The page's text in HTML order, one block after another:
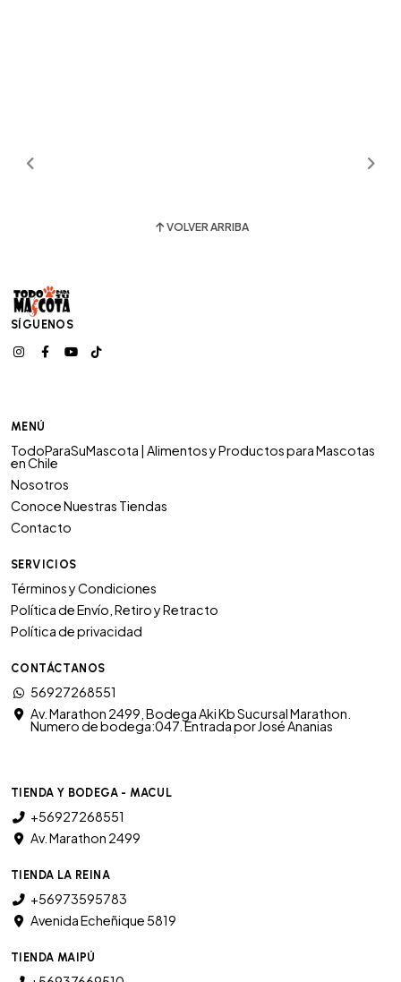
VOLVER ARRIBA
SÍGUENOS
MENÚ
TodoParaSuMascota | Alimentos y Productos para Mascotas
en Chile
Nosotros
Conoce Nuestras Tiendas
Contacto
SERVICIOS
Términos y Condiciones
Política de Envío, Retiro y Retracto
Política de privacidad
CONTÁCTANOS
56927268551
Av. Marathon 2499, Bodega Aki Kb Sucursal Marathon.
Numero de bodega:047. Entrada por José Ananias
TIENDA Y BODEGA - MACUL
+56927268551
Av. Marathon 2499
TIENDA LA REINA
+56973595783
Avenida Echeñique 5819
TIENDA MAIPÚ